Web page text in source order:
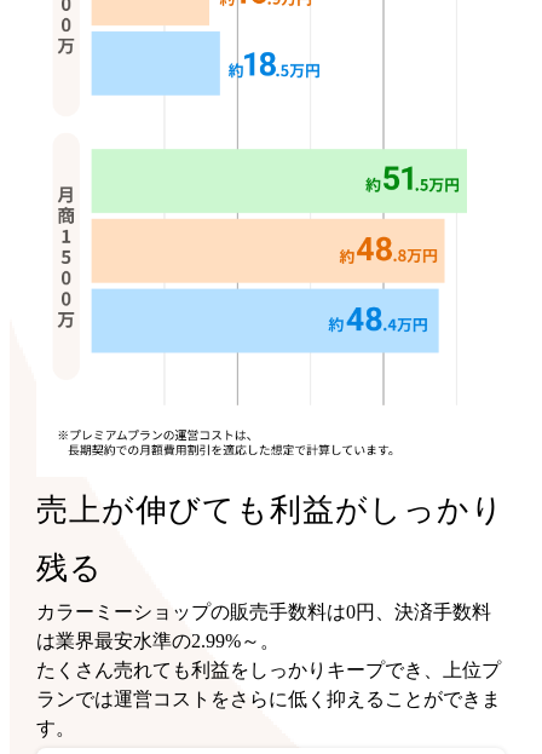
売上が伸びても利益がしっかり
残る
カラーミーショップの販売手数料は0円、決済手数料
は業界最安水準の2.99%～。
たくさん売れても利益をしっかりキープでき、上位プ
ランでは運営コストをさらに低く抑えることができま
す。